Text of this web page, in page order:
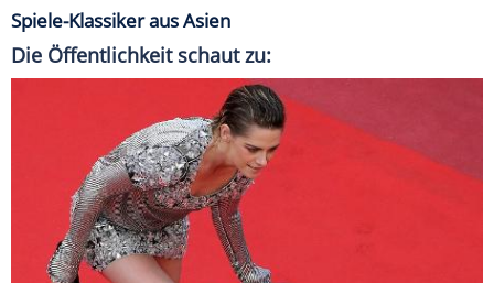
Spiele-Klassiker aus Asien
Die Öffentlichkeit schaut zu: